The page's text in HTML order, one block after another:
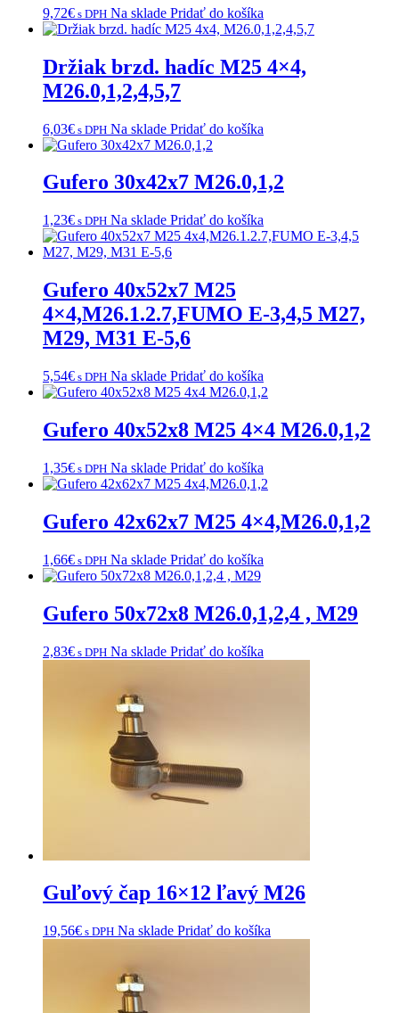
9,72€ s DPH Na sklade Pridať do košíka
Držiak brzd. hadíc M25 4×4,
M26.0,1,2,4,5,7
6,03€ s DPH Na sklade Pridať do košíka
Gufero 30x42x7 M26.0,1,2
1,23€ s DPH Na sklade Pridať do košíka
Gufero 40x52x7 M25
4×4,M26.1.2.7,FUMO E-3,4,5 M27,
M29, M31 E-5,6
5,54€ s DPH Na sklade Pridať do košíka
Gufero 40x52x8 M25 4×4 M26.0,1,2
1,35€ s DPH Na sklade Pridať do košíka
Gufero 42x62x7 M25 4×4,M26.0,1,2
1,66€ s DPH Na sklade Pridať do košíka
Gufero 50x72x8 M26.0,1,2,4 , M29
2,83€ s DPH Na sklade Pridať do košíka
Guľový čap 16×12 ľavý M26
19,56€ s DPH Na sklade Pridať do košíka